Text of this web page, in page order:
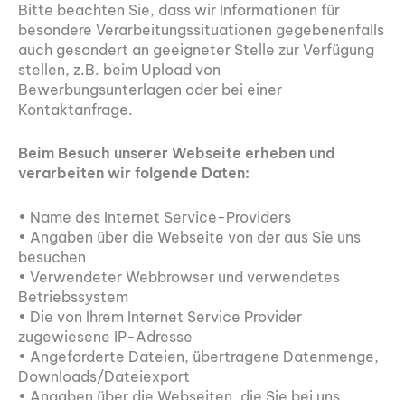
Bitte beachten Sie, dass wir Informationen für
besondere Verarbeitungssituationen gegebenenfalls
auch gesondert an geeigneter Stelle zur Verfügung
stellen, z.B. beim Upload von
Bewerbungsunterlagen oder bei einer
Kontaktanfrage.
Beim Besuch unserer Webseite erheben und
verarbeiten wir folgende Daten:
• Name des Internet Service-Providers
• Angaben über die Webseite von der aus Sie uns
besuchen
• Verwendeter Webbrowser und verwendetes
Betriebssystem
• Die von Ihrem Internet Service Provider
zugewiesene IP-Adresse
• Angeforderte Dateien, übertragene Datenmenge,
Downloads/Dateiexport
• Angaben über die Webseiten, die Sie bei uns